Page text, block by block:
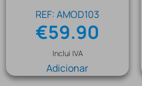
REF: AMOD103
€59.90
Inclui IVA
Adicionar